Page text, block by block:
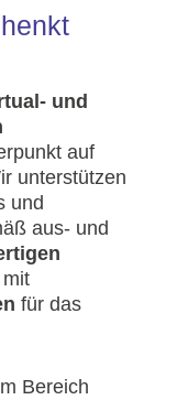
und
auf
unterstützen
und
aus- und
für das
Bereich